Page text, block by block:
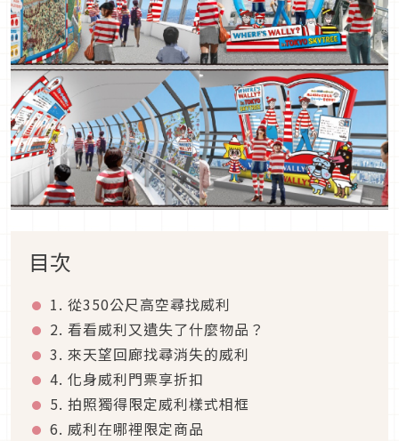
目次
1. 從350公尺高空尋找威利
2. 看看威利又遺失了什麼物品？
3. 來天望回廊找尋消失的威利
4. 化身威利門票享折扣
5. 拍照獨得限定威利樣式相框
6. 威利在哪裡限定商品